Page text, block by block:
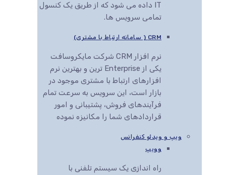
IT داده می شود که از طریق یک کنسول
تمامی سرویس ها.
CRM ( سامانه ارتباط با مشتری)
نرم افزار CRM شرکت مایکروسافت
یکی از Enterprise ترین و بهترین نرم
افزارهای ارتباط با مشتری موجود در
بازار است، این سرویس به سرعت تمام
فرآیندهای فروش، پشتیبانی و امور
قراردادهای شما را مکانیزه نموده
ویپ و ویدئو کنفرانس
وویپ
راه اندازی یک سیستم تلفنی با